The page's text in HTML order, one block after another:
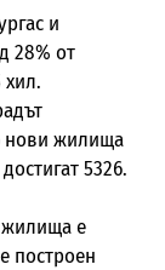
и
28% от
нови жилища
5326.
жилища е
построен